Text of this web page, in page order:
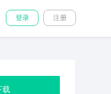
注册
登录
载